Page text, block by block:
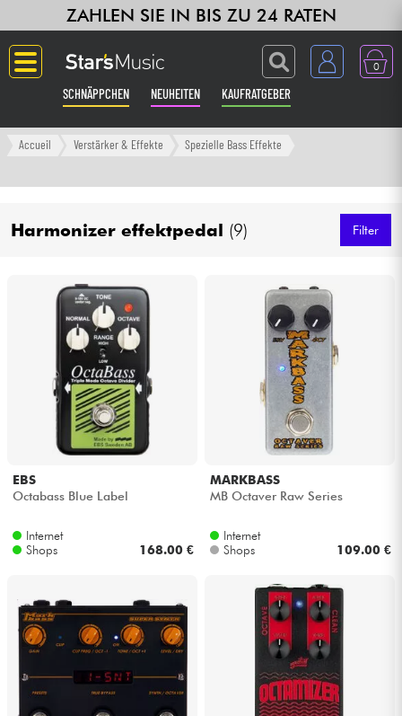
ZAHLEN SIE IN BIS ZU 24 RATEN
0
SCHNÄPPCHEN NEUHEITEN KAUFRATGEBER
Langue
Verstärker & Effekte
Synths & samplers
Studio
Kopfhörer
Licht
Drums
Blasinstrumente
Accueil Verstärker & Effekte Spezielle Bass Effekte
Harmonizer effektpedal (9) Filter
EBS
Octabass Blue Label
Internet
Shops
168.00 €
MARKBASS
MB Octaver Raw Series
Internet
Shops
109.00 €